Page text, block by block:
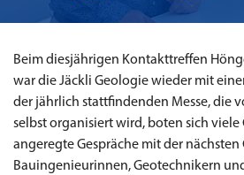
Beim diesjährigen Kontakttreffen
war die Jäckli Geologie wieder mit
der jährlich stattfindenden Messe, die
selbst organisiert wird, boten sich
angeregte Gespräche mit der
Bauingenieurinnen, Geotechnikern